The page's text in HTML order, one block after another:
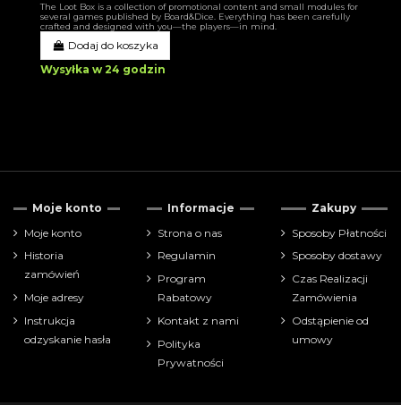
The Loot Box is a collection of promotional content and small modules for
several games published by Board&Dice. Everything has been carefully
crafted and designed with you—the players—in mind.
Dodaj do koszyka
Wysyłka w 24 godzin
Moje konto
Moje konto
Historia
zamówień
Moje adresy
Instrukcja
odzyskanie hasła
Informacje
Strona o nas
Regulamin
Program
Rabatowy
Kontakt z nami
Polityka
Prywatności
Zakupy
Sposoby Płatności
Sposoby dostawy
Czas Realizacji
Zamówienia
Odstąpienie od
umowy